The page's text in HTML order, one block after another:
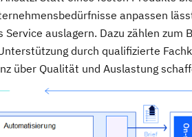
anpassen
auslagern. Dazu zählen
durch qualifizierte
über Qualität und Auslastung